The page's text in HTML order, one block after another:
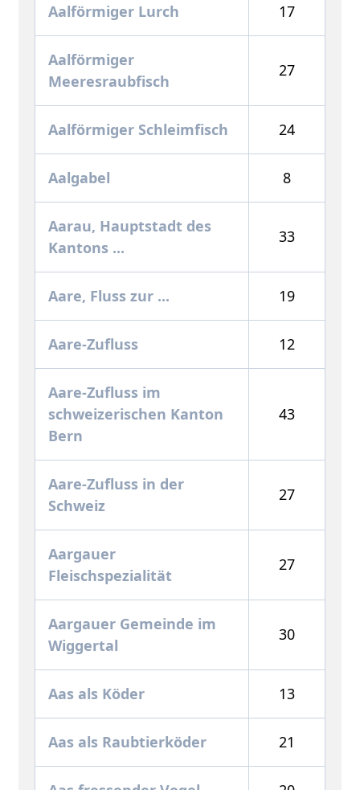
Aalförmiger Lurch 17
Aalförmiger
Meeresraubfisch
27
Aalförmiger Schleimfisch 24
Aalgabel 8
Aarau, Hauptstadt des
Kantons ...
33
Aare, Fluss zur ... 19
Aare-Zufluss 12
Aare-Zufluss im
schweizerischen Kanton
Bern
43
Aare-Zufluss in der
Schweiz
27
Aargauer
Fleischspezialität
27
Aargauer Gemeinde im
Wiggertal
30
Aas als Köder 13
Aas als Raubtierköder 21